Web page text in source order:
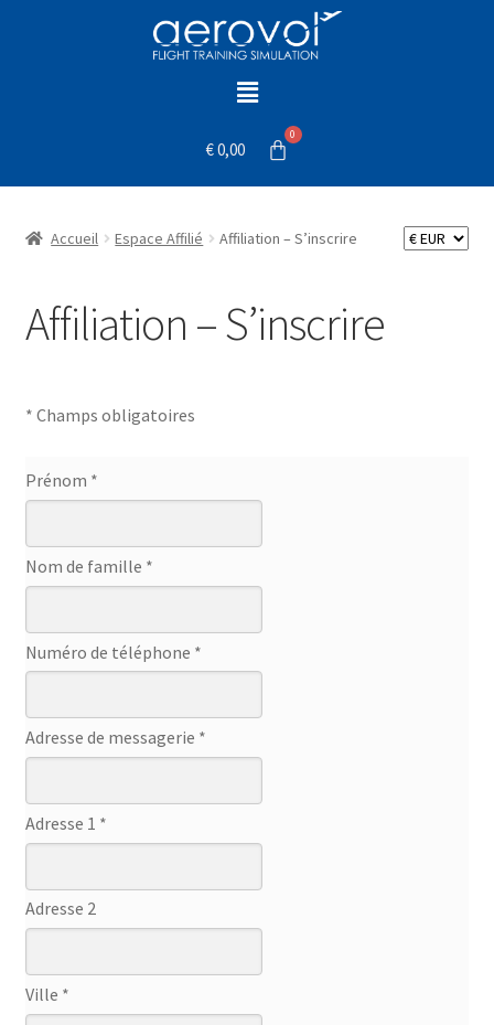
€0,00
Accueil Espace Affilié Affiliation – S’inscrire
Affiliation – S’inscrire
* Champs obligatoires
Prénom *
Nom de famille *
Numéro de téléphone *
Adresse de messagerie *
Adresse 1 *
Adresse 2
Ville *